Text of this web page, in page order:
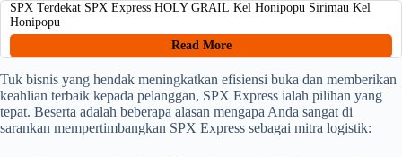
SPX Terdekat SPX Express HOLY GRAIL Kel Honipopu Sirimau Kel
Honipopu
Read More
Tuk bisnis yang hendak meningkatkan efisiensi buka dan memberikan
keahlian terbaik kepada pelanggan, SPX Express ialah pilihan yang
tepat. Beserta adalah beberapa alasan mengapa Anda sangat di
sarankan mempertimbangkan SPX Express sebagai mitra logistik: